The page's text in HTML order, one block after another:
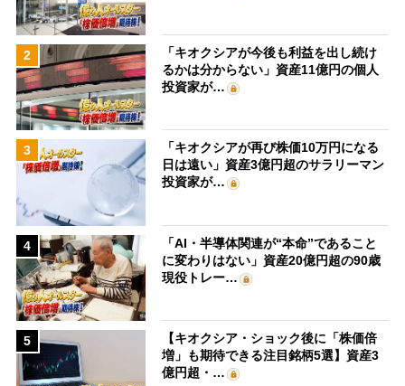
2
「キオクシアが今後も利益を出し続け
るかは分からない」資産11億円の個人
投資家が…
3
「キオクシアが再び株価10万円になる
日は遠い」資産3億円超のサラリーマン
投資家が…
4
「AI・半導体関連が“本命”であること
に変わりはない」資産20億円超の90歳
現役トレー…
5
【キオクシア・ショック後に「株価倍
増」も期待できる注目銘柄5選】資産3
億円超・…